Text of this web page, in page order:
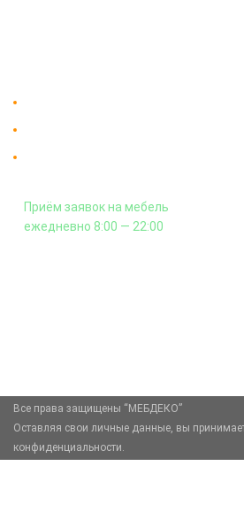
Приём заявок на мебель
ежедневно 8:00 — 22:00
Все права защищены “МЕБДЕКО”
Оставляя свои личные данные, вы
конфиденциальности.